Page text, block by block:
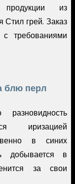
из
Стил грей. Заказ
требованиями
блю перл
иризацией
в синих
добывается в
за свои